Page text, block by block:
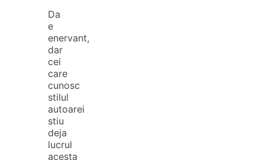
Da
e
enervant,
dar
cei
care
cunosc
stilul
autoarei
stiu
deja
lucrul
acesta